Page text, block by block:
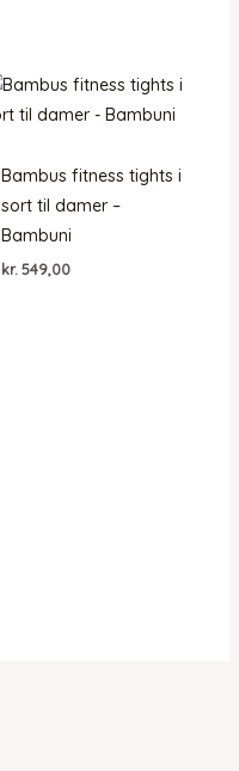
Bambus fitness tights i
sort til damer –
Bambuni
kr.549,00